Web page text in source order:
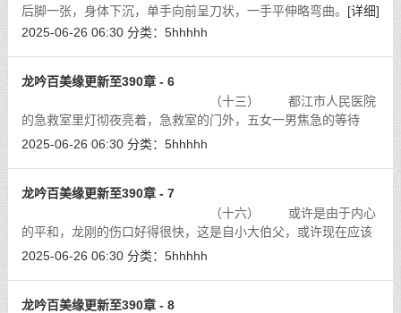
后脚一张，身体下沉，单手向前呈刀状，一手平伸略弯曲。 [详细]
2025-06-26 06:30 分类： 5hhhhh
龙吟百美缘更新至390章 - 6
（十三） 都江市人民医院
的急救室里灯彻夜亮着，急救室的门外，五女一男焦急的等待
着。[详细]
2025-06-26 06:30 分类： 5hhhhh
龙吟百美缘更新至390章 - 7
（十六） 或许是由于内心
的平和，龙刚的伤口好得很快，这是自小大伯父，或许现在应该
称为师傅了，对他进行药物培育的试验成功了吧，他现在的身体
2025-06-26 06:30 分类： 5hhhhh
龙吟百美缘更新至390章 - 8